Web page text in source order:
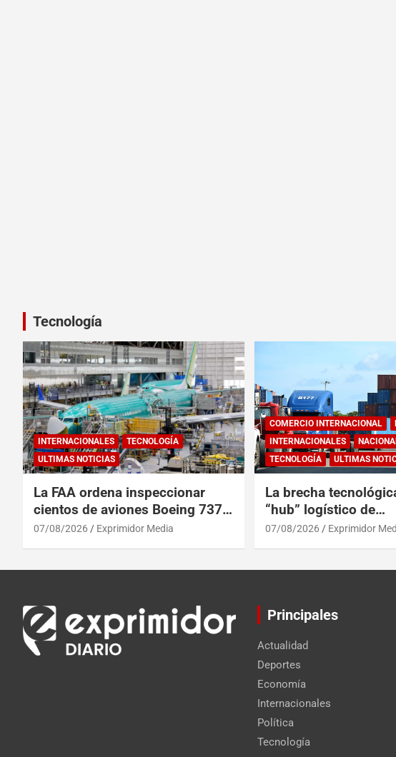
Tecnología
INTERNACIONALES
TECNOLOGÍA
ULTIMAS NOTICIAS
La FAA ordena inspeccionar
cientos de aviones Boeing 737
Max por posibles grietas
07/08/2026 Exprimidor Media
COMERCIO INTERNACIONAL
INTERNACIONALES
TECNOLOGÍA
ULTIMAS
La brecha
“hub” logístico de
Centroamérica y RD
07/08/2026 Exprimidor
Principales
Actualidad
Deportes
Economía
Internacionales
Política
Tecnología